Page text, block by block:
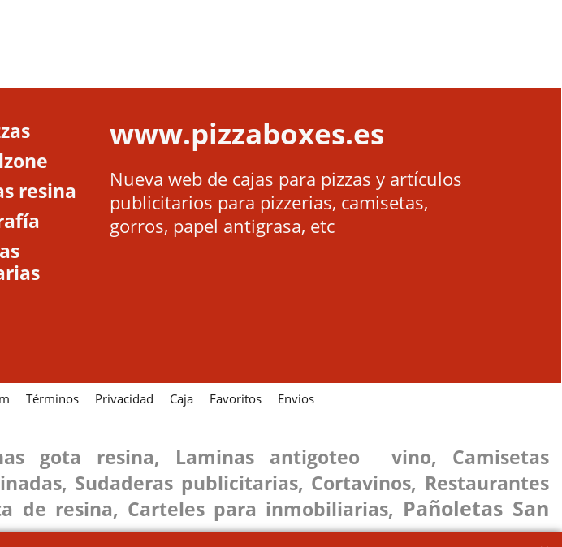
resina
www.pizzaboxes.es
Nueva web de cajas para pizzas y artículos
publicitarios para pizzerias, camisetas,
gorros, papel antigrasa, etc
Términos Privacidad Caja Favoritos Envios
gota resina, Laminas antigoteo vino, Camisetas
, Sudaderas publicitarias, Cortavinos, Restaurantes
de resina, Carteles para inmobiliarias, Pañoletas San